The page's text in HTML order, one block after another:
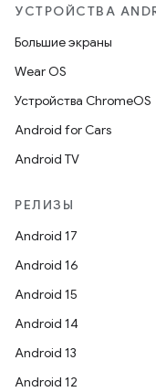
УСТРОЙСТВА
Большие экраны
Wear OS
Устройства ChromeOS
Android for Cars
Android TV
РЕЛИЗЫ
Android 17
Android 16
Android 15
Android 14
Android 13
Android 12